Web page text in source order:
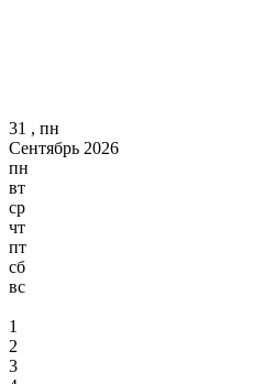
31 , пн
Сентябрь 2026
пн
вт
ср
чт
пт
сб
вс
1
2
3